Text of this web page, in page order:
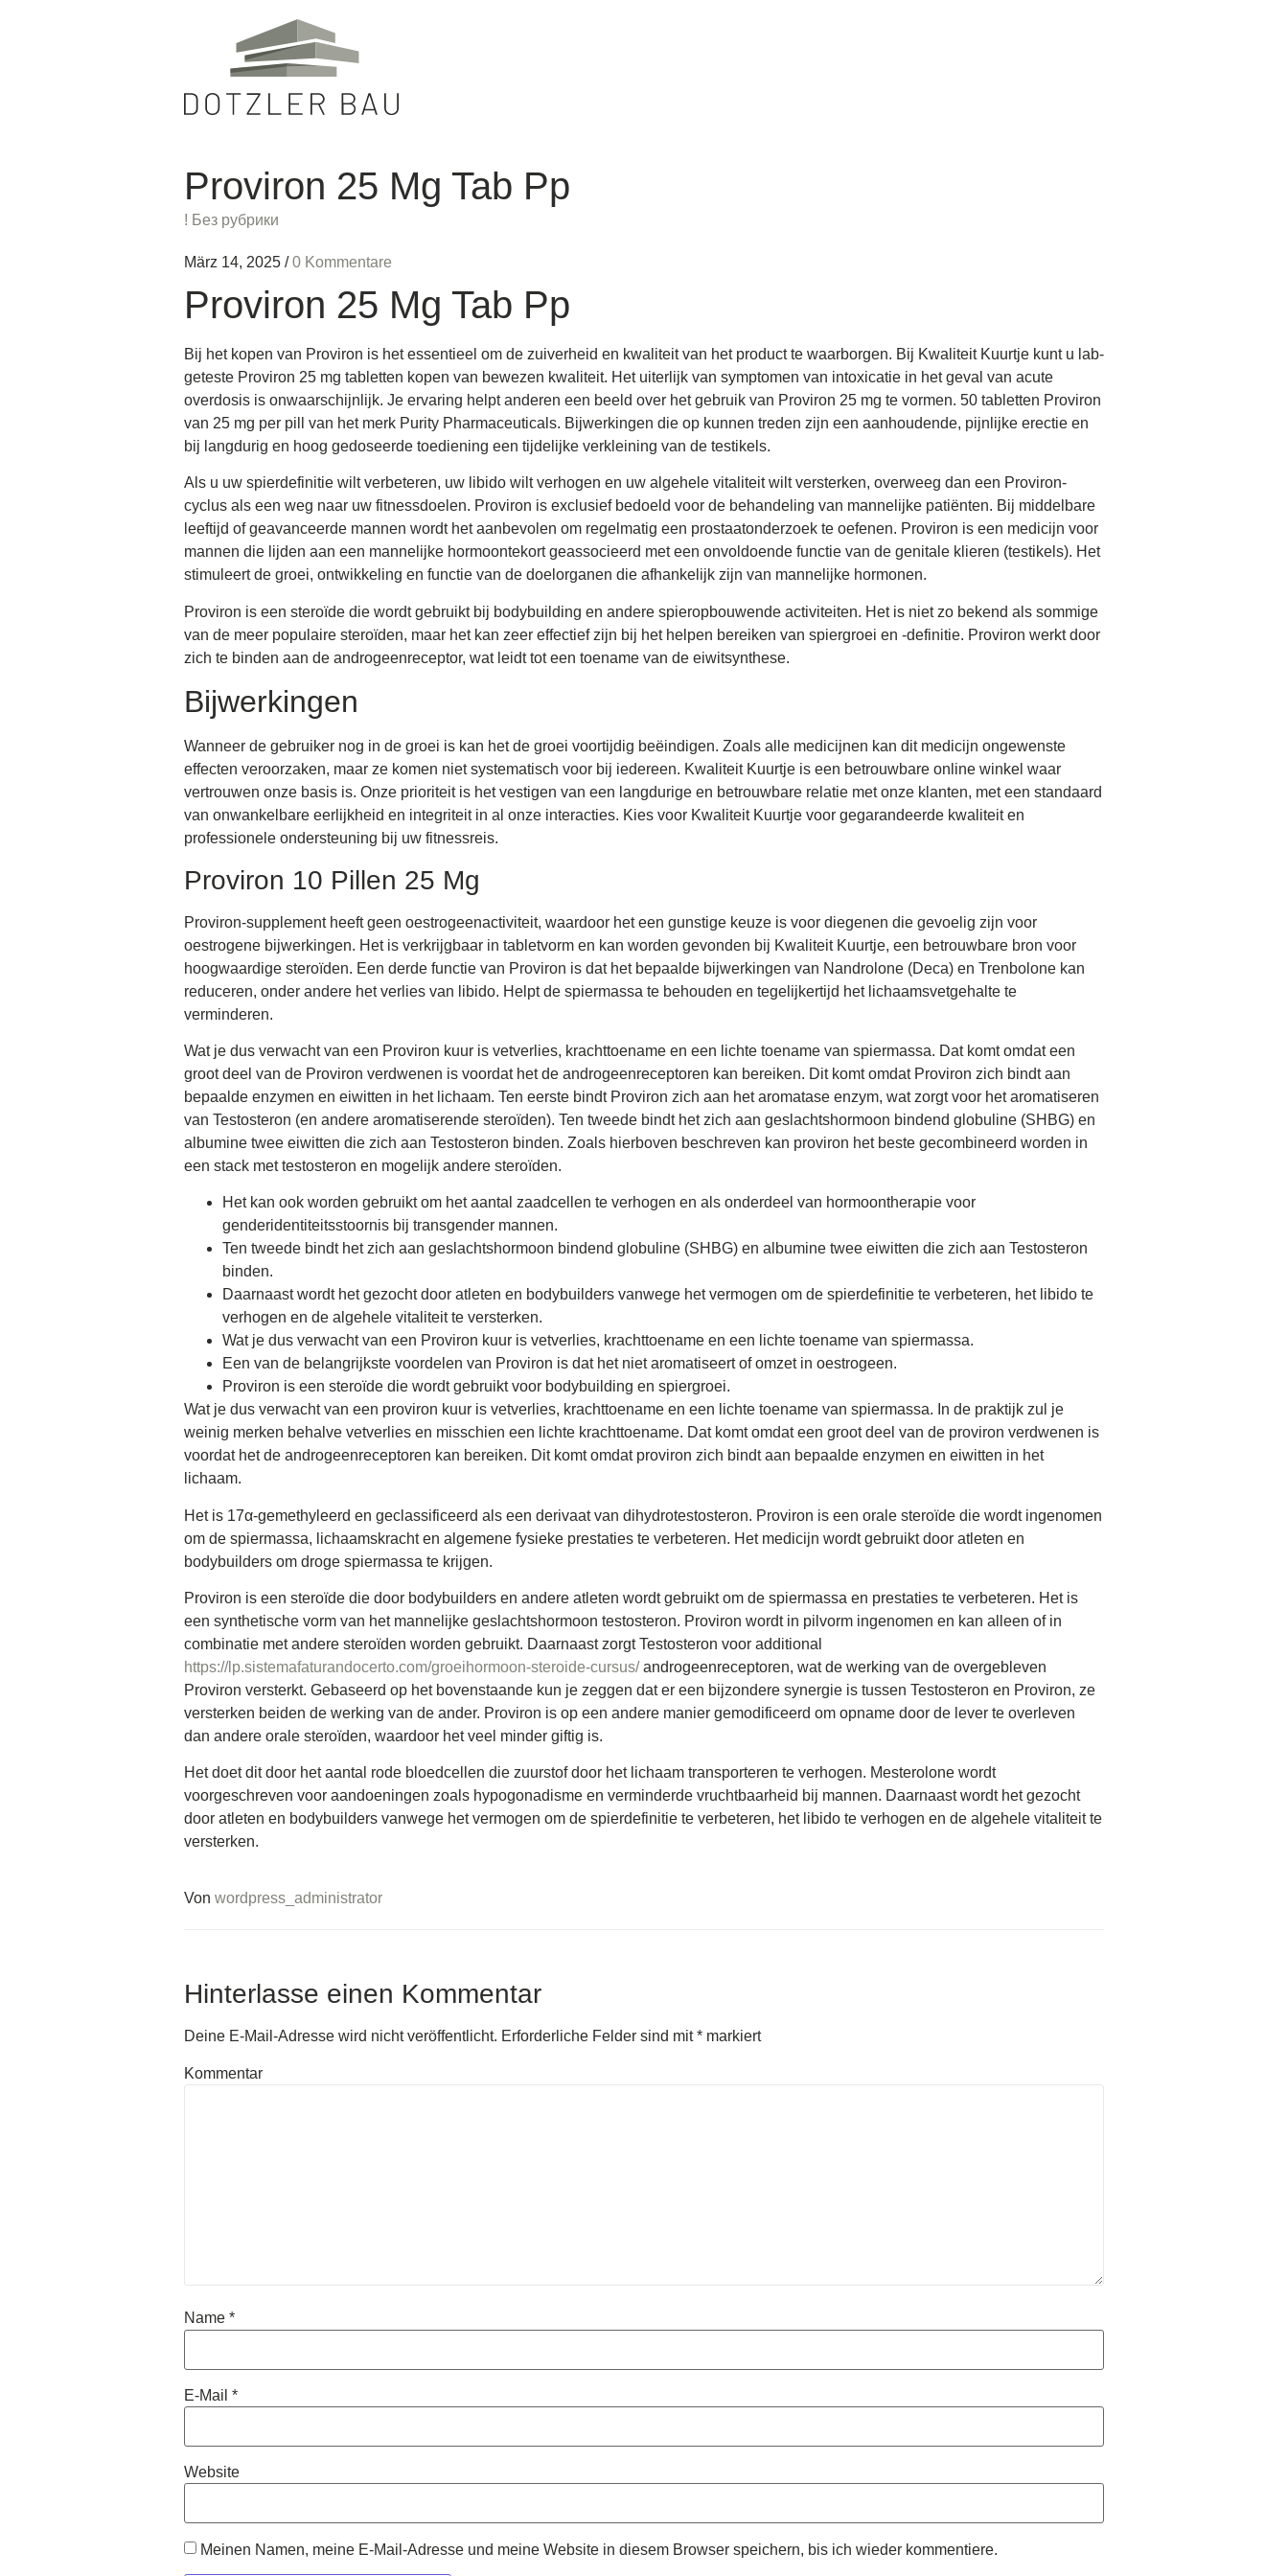
Proviron 25 Mg Tab Pp
! Без рубрики
März 14, 2025 / 0 Kommentare
Proviron 25 Mg Tab Pp
Bij het kopen van Proviron is het essentieel om de zuiverheid en kwaliteit van het product te waarborgen. Bij Kwaliteit Kuurtje kunt u lab-
geteste Proviron 25 mg tabletten kopen van bewezen kwaliteit. Het uiterlijk van symptomen van intoxicatie in het geval van acute
overdosis is onwaarschijnlijk. Je ervaring helpt anderen een beeld over het gebruik van Proviron 25 mg te vormen. 50 tabletten Proviron
van 25 mg per pill van het merk Purity Pharmaceuticals. Bijwerkingen die op kunnen treden zijn een aanhoudende, pijnlijke erectie en
bij langdurig en hoog gedoseerde toediening een tijdelijke verkleining van de testikels.
Als u uw spierdefinitie wilt verbeteren, uw libido wilt verhogen en uw algehele vitaliteit wilt versterken, overweeg dan een Proviron-
cyclus als een weg naar uw fitnessdoelen. Proviron is exclusief bedoeld voor de behandeling van mannelijke patiënten. Bij middelbare
leeftijd of geavanceerde mannen wordt het aanbevolen om regelmatig een prostaatonderzoek te oefenen. Proviron is een medicijn voor
mannen die lijden aan een mannelijke hormoontekort geassocieerd met een onvoldoende functie van de genitale klieren (testikels). Het
stimuleert de groei, ontwikkeling en functie van de doelorganen die afhankelijk zijn van mannelijke hormonen.
Proviron is een steroïde die wordt gebruikt bij bodybuilding en andere spieropbouwende activiteiten. Het is niet zo bekend als sommige
van de meer populaire steroïden, maar het kan zeer effectief zijn bij het helpen bereiken van spiergroei en -definitie. Proviron werkt door
zich te binden aan de androgeenreceptor, wat leidt tot een toename van de eiwitsynthese.
Bijwerkingen
Wanneer de gebruiker nog in de groei is kan het de groei voortijdig beëindigen. Zoals alle medicijnen kan dit medicijn ongewenste
effecten veroorzaken, maar ze komen niet systematisch voor bij iedereen. Kwaliteit Kuurtje is een betrouwbare online winkel waar
vertrouwen onze basis is. Onze prioriteit is het vestigen van een langdurige en betrouwbare relatie met onze klanten, met een standaard
van onwankelbare eerlijkheid en integriteit in al onze interacties. Kies voor Kwaliteit Kuurtje voor gegarandeerde kwaliteit en
professionele ondersteuning bij uw fitnessreis.
Proviron 10 Pillen 25 Mg
Proviron-supplement heeft geen oestrogeenactiviteit, waardoor het een gunstige keuze is voor diegenen die gevoelig zijn voor
oestrogene bijwerkingen. Het is verkrijgbaar in tabletvorm en kan worden gevonden bij Kwaliteit Kuurtje, een betrouwbare bron voor
hoogwaardige steroïden. Een derde functie van Proviron is dat het bepaalde bijwerkingen van Nandrolone (Deca) en Trenbolone kan
reduceren, onder andere het verlies van libido. Helpt de spiermassa te behouden en tegelijkertijd het lichaamsvetgehalte te
verminderen.
Wat je dus verwacht van een Proviron kuur is vetverlies, krachttoename en een lichte toename van spiermassa. Dat komt omdat een
groot deel van de Proviron verdwenen is voordat het de androgeenreceptoren kan bereiken. Dit komt omdat Proviron zich bindt aan
bepaalde enzymen en eiwitten in het lichaam. Ten eerste bindt Proviron zich aan het aromatase enzym, wat zorgt voor het aromatiseren
van Testosteron (en andere aromatiserende steroïden). Ten tweede bindt het zich aan geslachtshormoon bindend globuline (SHBG) en
albumine twee eiwitten die zich aan Testosteron binden. Zoals hierboven beschreven kan proviron het beste gecombineerd worden in
een stack met testosteron en mogelijk andere steroïden.
Het kan ook worden gebruikt om het aantal zaadcellen te verhogen en als onderdeel van hormoontherapie voor
genderidentiteitsstoornis bij transgender mannen.
Ten tweede bindt het zich aan geslachtshormoon bindend globuline (SHBG) en albumine twee eiwitten die zich aan Testosteron
binden.
Daarnaast wordt het gezocht door atleten en bodybuilders vanwege het vermogen om de spierdefinitie te verbeteren, het libido te
verhogen en de algehele vitaliteit te versterken.
Wat je dus verwacht van een Proviron kuur is vetverlies, krachttoename en een lichte toename van spiermassa.
Een van de belangrijkste voordelen van Proviron is dat het niet aromatiseert of omzet in oestrogeen.
Proviron is een steroïde die wordt gebruikt voor bodybuilding en spiergroei.
Wat je dus verwacht van een proviron kuur is vetverlies, krachttoename en een lichte toename van spiermassa. In de praktijk zul je
weinig merken behalve vetverlies en misschien een lichte krachttoename. Dat komt omdat een groot deel van de proviron verdwenen is
voordat het de androgeenreceptoren kan bereiken. Dit komt omdat proviron zich bindt aan bepaalde enzymen en eiwitten in het
lichaam.
Het is 17α-gemethyleerd en geclassificeerd als een derivaat van dihydrotestosteron. Proviron is een orale steroïde die wordt ingenomen
om de spiermassa, lichaamskracht en algemene fysieke prestaties te verbeteren. Het medicijn wordt gebruikt door atleten en
bodybuilders om droge spiermassa te krijgen.
Proviron is een steroïde die door bodybuilders en andere atleten wordt gebruikt om de spiermassa en prestaties te verbeteren. Het is
een synthetische vorm van het mannelijke geslachtshormoon testosteron. Proviron wordt in pilvorm ingenomen en kan alleen of in
combinatie met andere steroïden worden gebruikt. Daarnaast zorgt Testosteron voor additional
https://lp.sistemafaturandocerto.com/groeihormoon-steroide-cursus/androgeenreceptoren, wat de werking van de overgebleven
Proviron versterkt. Gebaseerd op het bovenstaande kun je zeggen dat er een bijzondere synergie is tussen Testosteron en Proviron, ze
versterken beiden de werking van de ander. Proviron is op een andere manier gemodificeerd om opname door de lever te overleven
dan andere orale steroïden, waardoor het veel minder giftig is.
Het doet dit door het aantal rode bloedcellen die zuurstof door het lichaam transporteren te verhogen. Mesterolone wordt
voorgeschreven voor aandoeningen zoals hypogonadisme en verminderde vruchtbaarheid bij mannen. Daarnaast wordt het gezocht
door atleten en bodybuilders vanwege het vermogen om de spierdefinitie te verbeteren, het libido te verhogen en de algehele vitaliteit te
versterken.
Von wordpress_administrator
Hinterlasse einen Kommentar
Deine E-Mail-Adresse wird nicht veröffentlicht. Erforderliche Felder sind mit* markiert
Kommentar
Name *
E-Mail *
Website
Meinen Namen, meine E-Mail-Adresse und meine Website in diesem Browser speichern, bis ich wieder kommentiere.